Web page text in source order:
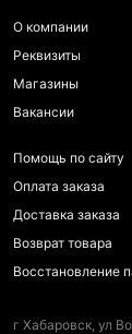
О компании
Реквизиты
Магазины
Вакансии
Помощь по сайту
Оплата заказа
Доставка заказа
Возврат товара
Восстановление
г Хабаровск, ул